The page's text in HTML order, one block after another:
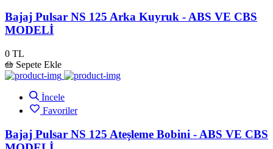
Bajaj Pulsar NS 125 Arka Kuyruk - ABS VE CBS
MODELİ
0 TL
Sepete Ekle
İncele
Favoriler
Bajaj Pulsar NS 125 Ateşleme Bobini - ABS VE CBS